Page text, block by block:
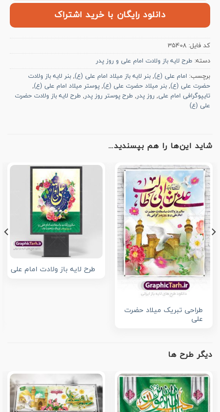
دانلود رایگان با خرید اشتراک
کد فایل: 35408
دسته: طرح لایه باز ولادت امام علی و روز پدر
برچسب: امام علی (ع), بنر لایه باز میلاد امام علی (ع), بنر لایه باز ولادت
حضرت علی (ع), بنر میلاد حضرت علی (ع), پوستر میلاد امام علی (ع),
تایپوگرافی امام علی, روز پدر, طرح پوستر روز پدر, طرح لایه باز ولادت حضرت
علی (ع)
شاید این‌ها را هم بپسندید…
طراحی تبریک میلاد حضرت
علی
طرح لایه باز ولادت امام علی
دیگر طرح ها